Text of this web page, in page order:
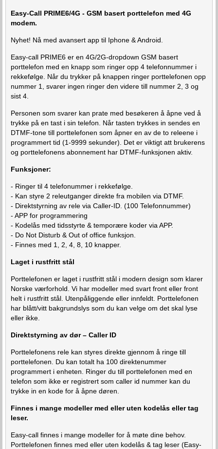
Easy-Call PRIME6/4G - GSM basert porttelefon med 4G
modem.
Nyhet! Nå med avansert app til Iphone & Android.
Easy-call PRIME6 er en 4G/2G-dropdown GSM basert
porttelefon med en knapp som ringer opp 4 telefonnummer i
rekkefølge. Når du trykker på knappen ringer porttelefonen opp
nummer 1, svarer ingen ringer den videre till nummer 2, 3 og
sist 4.
Personen som svarer kan prate med besøkeren å åpne ved å
trykke på en tast i sin telefon. Når tasten trykkes in sendes en
DTMF-tone till porttelefonen som åpner en av de to releene i
programmert tid (1-9999 sekunder). Det er viktigt att brukerens
og porttelefonens abonnement har DTMF-funksjonen aktiv.
Funksjoner:
- Ringer til 4 telefonummer i rekkefølge.
- Kan styre 2 releutganger direkte fra mobilen via DTMF.
- Direktstyrning av rele via Caller-ID. (100 Telefonnummer)
- APP for programmering
- Kodelås med tidsstyrte & temporære koder via APP.
- Do Not Disturb & Out of office funksjon.
- Finnes med 1, 2, 4, 8, 10 knapper.
Laget i rustfritt stål
Porttelefonen er laget i rustfritt stål i modern design som klarer
Norske værforhold. Vi har modeller med svart front eller front
helt i rustfritt stål. Utenpåliggende eller innfeldt. Porttelefonen
har blått/vitt bakgrundslys som du kan velge om det skal lyse
eller ikke.
Direktstyrning av dør – Caller ID
Porttelefonens rele kan styres direkte gjennom å ringe till
porttelefonen. Du kan totalt ha 100 direktenummer
programmert i enheten. Ringer du till porttelefonen med en
telefon som ikke er registrert som caller id nummer kan du
trykke in en kode for å åpne døren.
Finnes i mange modeller med eller uten kodelås eller tag
leser.
Easy-call finnes i mange modeller for å møte dine behov.
Porttelefonen finnes med eller uten kodelås & tag leser (Easy-